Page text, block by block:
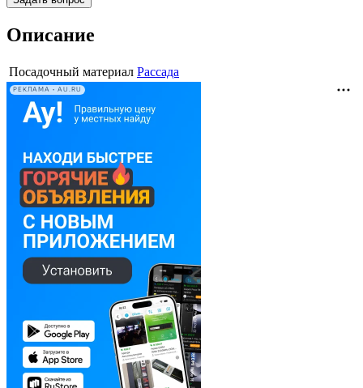
Описание
Посадочный материал Рассада
РЕКЛАМА • AU.RU